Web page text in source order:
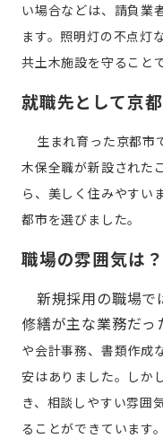
い場合などは、請負業
ます。照明灯の不点灯
共土木施設を守ること
就職先として京
生まれ育った京都市
木保全職が新設された
ら、美しく住みやすい
都市を選びました。
職場の雰囲気は？
新規採用の職場で
修繕が主な業務だっ
や会計事務、書類作成
安はありました。しか
き、相談しやすい雰囲
ることができています